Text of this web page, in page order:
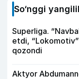
So‘nggi
Superliga.
etdi, “Lokomotiv”
qozondi
Aktyor